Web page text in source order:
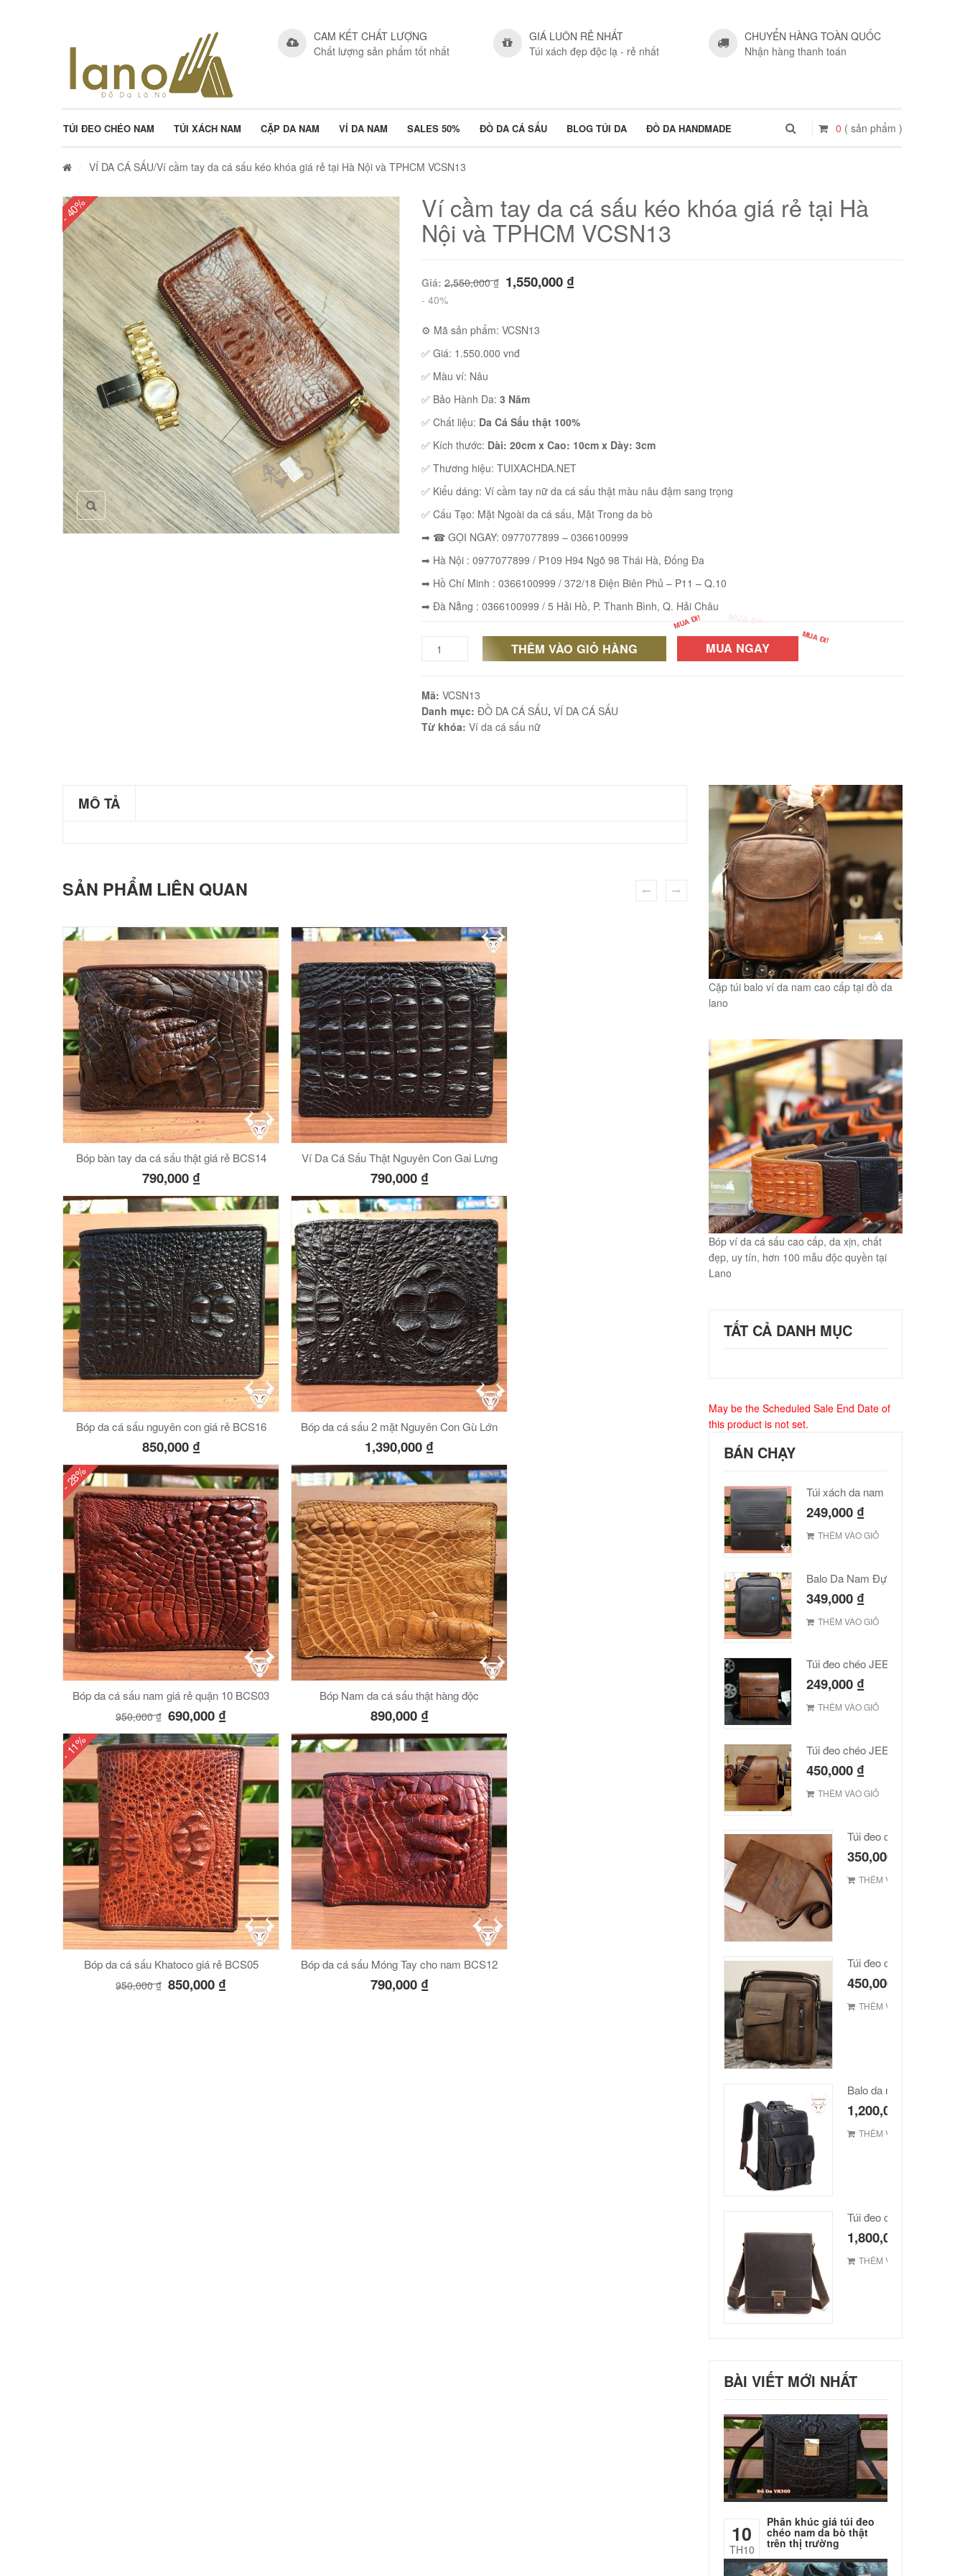
CAM KẾT CHẤT LƯỢNG
Chất lượng sản phẩm tốt nhất
GIÁ LUÔN RẺ NHẤT
Túi xách đẹp độc lạ - rẻ nhất
CHUYỂN HÀNG TOÀN QUỐC
Nhận hàng thanh toán
TÚI ĐEO CHÉO NAM TÚI XÁCH NAM CẶP DA NAM VÍ DA NAM SALES 50% ĐỒ DA CÁ SẤU BLOG TÚI DA ĐỒ DA HANDMADE 0 ( sản phẩm )
VÍ DA CÁ SẤU/Ví cầm tay da cá sấu kéo khóa giá rẻ tại Hà Nội và TPHCM VCSN13
- 40% Ví cầm tay da cá sấu kéo khóa giá rẻ tại Hà
Nội và TPHCM VCSN13
Giá: 2,550,000₫ 1,550,000 ₫
- 40%
⚙ Mã sản phẩm: VCSN13
✅ Giá: 1.550.000 vnđ
✅ Màu ví: Nâu
✅ Bảo Hành Da: 3 Năm
✅ Chất liệu: Da Cá Sấu thật 100%
✅ Kích thước: Dài: 20cm x Cao: 10cm x Dày: 3cm
✅ Thương hiệu: TUIXACHDA.NET
✅ Kiểu dáng: Ví cầm tay nữ da cá sấu thật màu nâu đậm sang trọng
✅ Cấu Tạo: Mặt Ngoài da cá sấu, Mặt Trong da bò
➡ ☎ GỌI NGAY: 0977077899 – 0366100999
➡ Hà Nội : 0977077899 / P109 H94 Ngõ 98 Thái Hà, Đống Đa
➡ Hồ Chí Minh : 0366100999 / 372/18 Điện Biên Phủ – P11 – Q.10
➡ Đà Nẵng : 0366100999 / 5 Hải Hồ, P. Thanh Bình, Q. Hải Châu
tay
da
Hà
và
TPHCM
VCSN13
số
lượng
THÊM VÀO GIỎ HÀNG MUA NGAY
Mã: VCSN13
Danh mục: ĐỒ DA CÁ SẤU, VÍ DA CÁ SẤU
Từ khóa: Ví da cá sấu nữ
MÔ TẢ
SẢN PHẨM LIÊN QUAN
Bóp bàn tay da cá sấu thật giá rẻ BCS14
790,000 ₫
Ví Da Cá Sấu Thật Nguyên Con Gai Lưng
790,000 ₫
Bóp da cá sấu nguyên con giá rẻ BCS16
850,000 ₫
Bóp da cá sấu 2 mặt Nguyên Con Gù Lớn
1,390,000 ₫
- 28%
Bóp da cá sấu nam giá rẻ quận 10 BCS03
950,000₫ 690,000 ₫
Bóp Nam da cá sấu thật hàng độc
890,000 ₫
- 11%
Bóp da cá sấu Khatoco giá rẻ BCS05
950,000₫ 850,000 ₫
Bóp da cá sấu Móng Tay cho nam BCS12
790,000 ₫
Cặp túi balo ví da nam cao cấp tại đồ da
lano
Bóp ví da cá sấu cao cấp, da xịn, chất
đẹp, uy tín, hơn 100 mẫu độc quyền tại
Lano
TẤT CẢ DANH MỤC
May be the Scheduled Sale End Date of
this product is not set.
BÁN CHẠY
249,000 ₫
THÊM VÀO GIỎ
Balo Da Nam Đựng Laptop Đẹp Giá Rẻ
349,000 ₫
THÊM VÀO GIỎ
249,000 ₫
THÊM VÀO GIỎ
450,000 ₫
THÊM VÀO GIỎ
Túi đeo chéo Jeep giá
350,000
THÊM VÀO GIỎ
Túi đeo chéo Jeep giá rẻ
450,000
THÊM VÀO GIỎ
Balo da nam hàn quốc
1,200,000
THÊM VÀO GIỎ
1,800,000
THÊM VÀO GIỎ
BÀI VIẾT MỚI NHẤT
10
TH10
Phân khúc giá túi đeo
chéo nam da bò thật
trên thị trường